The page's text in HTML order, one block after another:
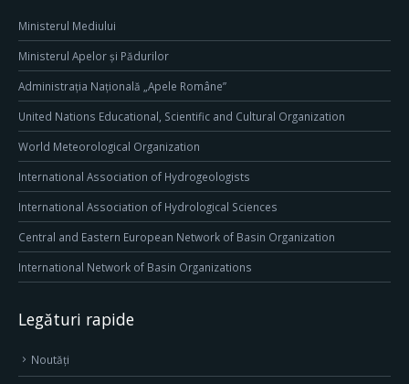
Ministerul Mediului
Ministerul Apelor și Pădurilor
Administrația Națională „Apele Române”
United Nations Educational, Scientific and Cultural Organization
World Meteorological Organization
International Association of Hydrogeologists
International Association of Hydrological Sciences
Central and Eastern European Network of Basin Organization
International Network of Basin Organizations
Legături rapide
Noutăți